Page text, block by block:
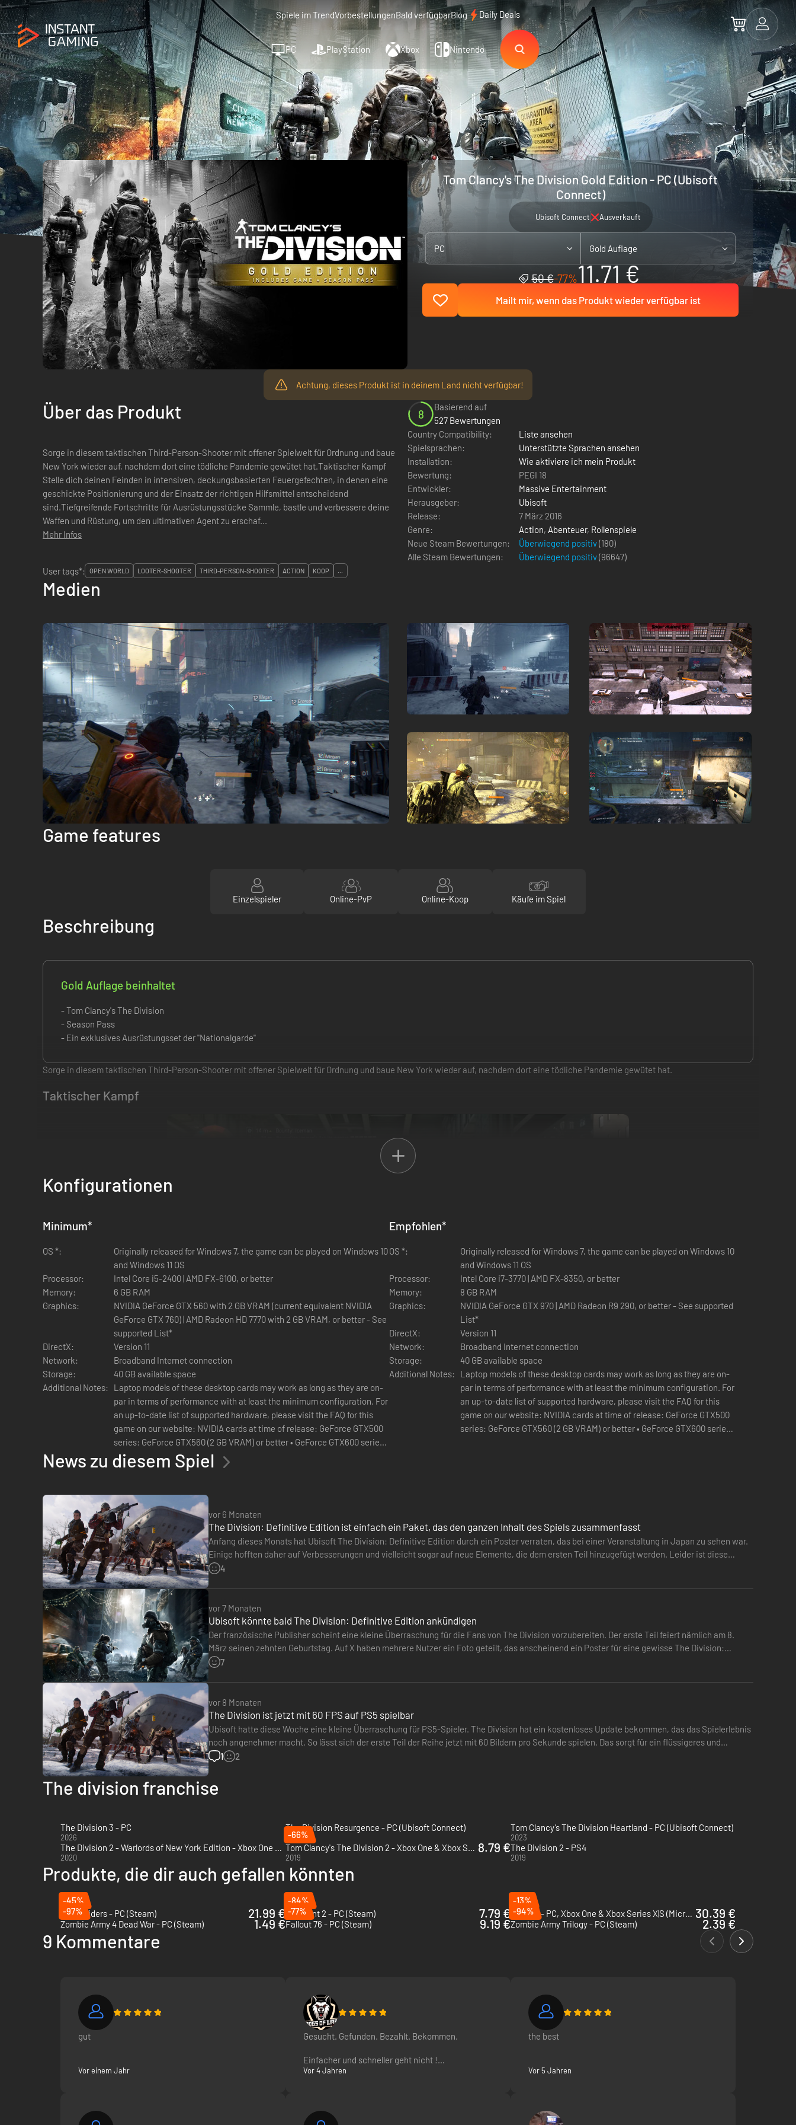
Spiele im TrendVorbestellungenBald verfügbarBlog Daily Deals
PC PlayStation Xbox Nintendo
Tom Clancy's The Division Gold Edition - PC (Ubisoft
Connect)
Ubisoft Connect Ausverkauft
PC Gold Auflage
50 €-77%11.71 €
Mailt mir, wenn das Produkt wieder verfügbar ist
Achtung, dieses Produkt ist in deinem Land nicht verfügbar!
Über das Produkt
Sorge in diesem taktischen Third-Person-Shooter mit offener Spielwelt für Ordnung und baue
New York wieder auf, nachdem dort eine tödliche Pandemie gewütet hat.Taktischer Kampf
Stelle dich deinen Feinden in intensiven, deckungsbasierten Feuergefechten, in denen eine
geschickte Positionierung und der Einsatz der richtigen Hilfsmittel entscheidend
sind.Tiefgreifende Fortschritte für Ausrüstungsstücke Sammle, bastle und verbessere deine
Waffen und Rüstung, um den ultimativen Agent zu erschaf...
Mehr Infos
8
Basierend auf
527 Bewertungen
Country Compatibility:
Liste ansehen
Spielsprachen:
Unterstützte Sprachen ansehen
Installation:
Wie aktiviere ich mein Produkt
Bewertung:
PEGI 18
Entwickler:
Massive Entertainment
Herausgeber:
Ubisoft
Release:
7 März 2016
Genre:
Action, Abenteuer, Rollenspiele
Neue Steam Bewertungen:
Überwiegend positiv(180)
Alle Steam Bewertungen:
Überwiegend positiv(96647)
User tags*:
OPEN WORLD LOOTER-SHOOTER THIRD-PERSON-SHOOTER ACTION KOOP ...
Medien
Game features
Einzelspieler Online-PvP Online-Koop Käufe im Spiel
Beschreibung
Gold Auflage beinhaltet
- Tom Clancy's The Division
- Season Pass
- Ein exklusives Ausrüstungsset der "Nationalgarde"
Sorge in diesem taktischen Third-Person-Shooter mit offener Spielwelt für Ordnung und baue New York wieder auf, nachdem dort eine tödliche Pandemie gewütet hat.
Taktischer Kampf
Stelle dich deinen Feinden in intensiven, deckungsbasierten Feuergefechten, in denen eine geschickte Positionierung und der Einsatz der richtigen Hilfsmittel entscheidend sind.
Tiefgreifende Fortschritte für Ausrüstungsstücke
Sammle, bastle und verbessere deine Waffen und Rüstung, um den ultimativen Agent zu erschaffen.
Immersive, offene Welt
Konfigurationen
Minimum*
OS *:
Originally released for Windows 7, the game can be played on Windows 10
and Windows 11 OS
Processor:
Intel Core i5-2400 | AMD FX-6100, or better
Memory:
6 GB RAM
Graphics:
NVIDIA GeForce GTX 560 with 2 GB VRAM (current equivalent NVIDIA
GeForce GTX 760) | AMD Radeon HD 7770 with 2 GB VRAM, or better - See
supported List*
DirectX:
Version 11
Network:
Broadband Internet connection
Storage:
40 GB available space
Additional Notes:
Laptop models of these desktop cards may work as long as they are on-
par in terms of performance with at least the minimum configuration. For
an up-to-date list of supported hardware, please visit the FAQ for this
game on our website: NVIDIA cards at time of release: GeForce GTX500
series: GeForce GTX560 (2 GB VRAM) or better • GeForce GTX600 series:
GeForce GTX660 or better • GeForce GTX700 series: GeForce GTX760 or
better • GeForce GTX900 Titan series: GeForce GTX960 or better •
HD7770 (2 GB VRAM) or better • Radeon 200 series: Radeon R7 270 or
better • Radeon 300/Fury X series: Radeon R7 370 or better.
Empfohlen*
OS *:
Originally released for Windows 7, the game can be played on Windows 10
and Windows 11 OS
Processor:
Intel Core i7-3770 | AMD FX-8350, or better
Memory:
8 GB RAM
Graphics:
NVIDIA GeForce GTX 970 | AMD Radeon R9 290, or better - See supported
List*
DirectX:
Version 11
Network:
Broadband Internet connection
Storage:
40 GB available space
Additional Notes:
Laptop models of these desktop cards may work as long as they are on-
par in terms of performance with at least the minimum configuration. For
an up-to-date list of supported hardware, please visit the FAQ for this
game on our website: NVIDIA cards at time of release: GeForce GTX500
series: GeForce GTX560 (2 GB VRAM) or better • GeForce GTX600 series:
News zu diesem Spiel
vor 6 Monaten
The Division: Definitive Edition ist einfach ein Paket, das den ganzen Inhalt des Spiels zusammenfasst
Anfang dieses Monats hat Ubisoft The Division: Definitive Edition durch ein Poster verraten, das bei einer Veranstaltung in Japan zu sehen war.
Einige hofften daher auf Verbesserungen und vielleicht sogar auf neue Elemente, die dem ersten Teil hinzugefügt werden. Leider ist diese
Edition aber viel einfacher.…
4
vor 7 Monaten
Ubisoft könnte bald The Division: Definitive Edition ankündigen
Der französische Publisher scheint eine kleine Überraschung für die Fans von The Division vorzubereiten. Der erste Teil feiert nämlich am 8.
März seinen zehnten Geburtstag. Auf X haben mehrere Nutzer ein Foto geteilt, das anscheinend ein Poster für eine gewisse The Division:
Definitive Edition zeigt.…
7
vor 8 Monaten
The Division ist jetzt mit 60 FPS auf PS5 spielbar
Ubisoft hatte diese Woche eine kleine Überraschung für PS5-Spieler. The Division hat ein kostenloses Update bekommen, das das Spielerlebnis
noch angenehmer macht. So lässt sich der erste Teil der Reihe jetzt mit 60 Bildern pro Sekunde spielen. Das sorgt für ein flüssigeres und
angenehmeres Gameplay.…
1 2
The division franchise
The Division 3 - PC
2026
The Division Resurgence - PC (Ubisoft Connect)
2026
Tom Clancy’s The Division Heartland - PC (Ubisoft Connect)
2023
The Division 2 - Warlords of New York Edition - Xbox One & Xbox Series X|S
2020
-66%
Tom Clancy's The Division 2 - Xbox One & Xbox Series X|S
2019
8.79 €The Division 2 - PS4
2019
Produkte, die dir auch gefallen könnten
-45%
ARC Raiders - PC (Steam)
21.99 €
-84%
Remnant 2 - PC (Steam)
7.79 €
-13%
Gears 5 - PC, Xbox One & Xbox Series X|S (Microsoft Store) 30.39 €
-97%
Zombie Army 4 Dead War - PC (Steam)
1.49 €
-77%
Fallout 76 - PC (Steam)
9.19 €
-94%
Zombie Army Trilogy - PC (Steam)
2.39 €
9 Kommentare
gut
Vor einem Jahr
Gesucht. Gefunden. Bezahlt. Bekommen.
Einfacher und schneller geht nicht !
Vor 4 Jahren
the best
Vor 5 Jahren